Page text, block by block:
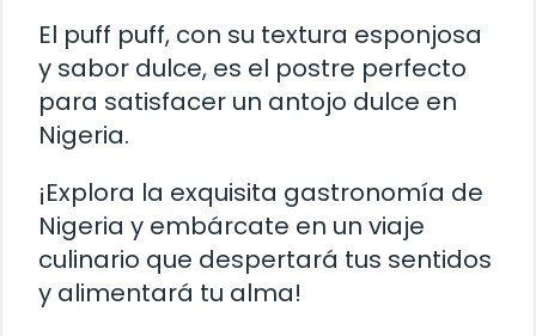
El puff puff, con su textura esponjosa
y sabor dulce, es el postre perfecto
para satisfacer un antojo dulce en
Nigeria.
¡Explora la exquisita gastronomía de
Nigeria y embárcate en un viaje
culinario que despertará tus sentidos
y alimentará tu alma!